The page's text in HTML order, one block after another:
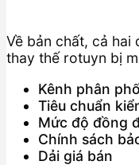
Về bản chất, cả hai
thay thế rotuyn bị
Kênh phân
Tiêu chuẩn
Mức độ đồng
Chính sách
Dải giá bán